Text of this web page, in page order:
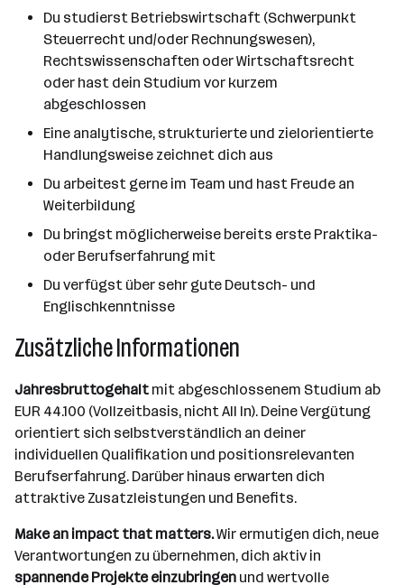
Du studierst Betriebswirtschaft (Schwerpunkt
Steuerrecht und/oder Rechnungswesen),
Rechtswissenschaften oder Wirtschaftsrecht
oder hast dein Studium vor kurzem
abgeschlossen
Eine analytische, strukturierte und zielorientierte
Handlungsweise zeichnet dich aus
Du arbeitest gerne im Team und hast Freude an
Weiterbildung
Du bringst möglicherweise bereits erste Praktika-
oder Berufserfahrung mit
Du verfügst über sehr gute Deutsch- und
Englischkenntnisse
Zusätzliche Informationen
Jahresbruttogehalt mit abgeschlossenem Studium ab
EUR 44.100 (Vollzeitbasis, nicht All In). Deine Vergütung
orientiert sich selbstverständlich an deiner
individuellen Qualifikation und positionsrelevanten
Berufserfahrung. Darüber hinaus erwarten dich
attraktive Zusatzleistungen und Benefits.
Make an impact that matters.Wir ermutigen dich, neue
Verantwortungen zu übernehmen, dich aktiv in
spannende Projekte einzubringen und wertvolle